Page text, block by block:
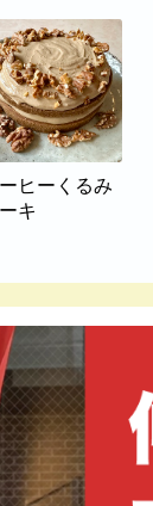
ヒーくるみ
キ